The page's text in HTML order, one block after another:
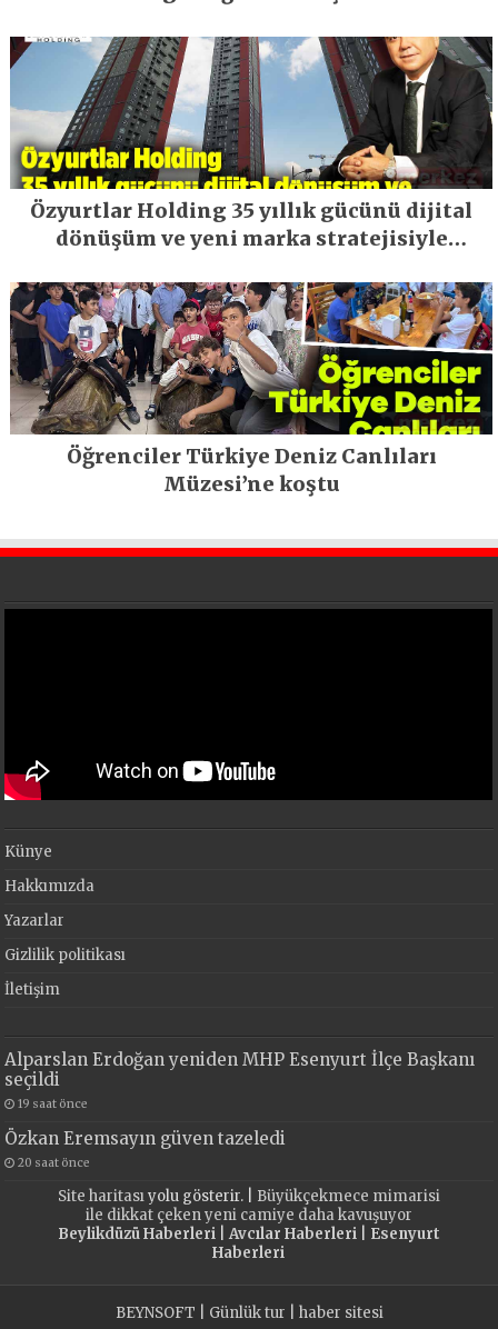
Özyurtlar Holding 35 yıllık gücünü dijital
dönüşüm ve yeni marka stratejisiyle
Öğrenciler Türkiye Deniz Canlıları
Müzesi’ne koştu
Künye
Hakkımızda
Yazarlar
Gizlilik politikası
İletişim
Alparslan Erdoğan yeniden MHP Esenyurt İlçe Başkanı
seçildi
19 saat önce
Özkan Eremsayın güven tazeledi
20 saat önce
Site haritasıyolu gösterir. | Büyükçekmece mimarisi
ile dikkat çeken yeni camiye daha kavuşuyor
Beylikdüzü Haberleri| Avcılar Haberleri| Esenyurt
Haberleri
BEYNSOFT Günlük tur haber sitesi